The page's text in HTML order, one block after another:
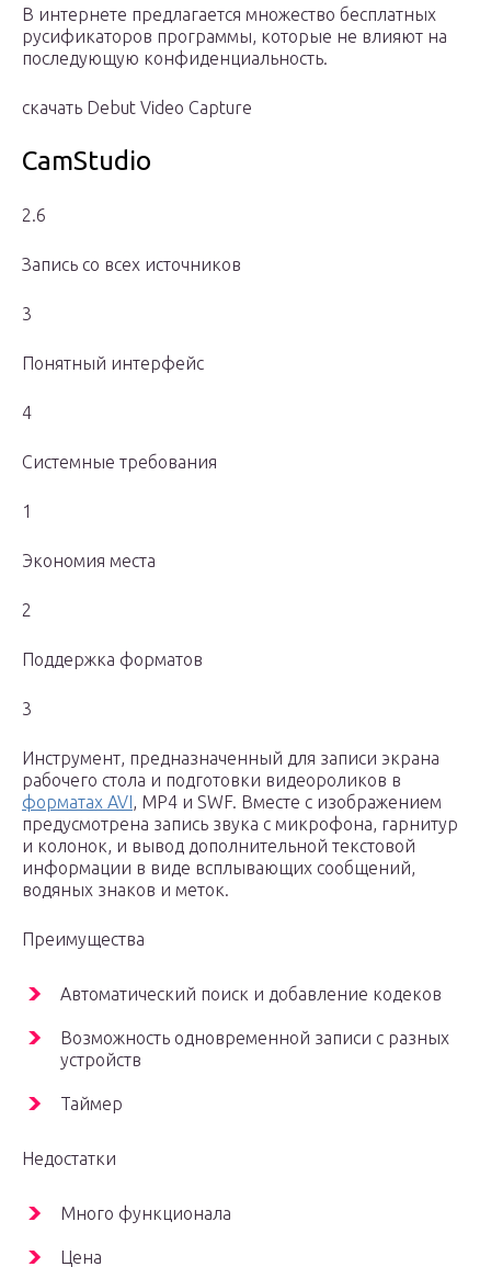
В интернете предлагается множество бесплатных
русификаторов программы, которые не влияют на
последующую конфиденциальность.
скачать Debut Video Capture
CamStudio
2.6
Запись со всех источников
3
Понятный интерфейс
4
Системные требования
1
Экономия места
2
Поддержка форматов
3
Инструмент, предназначенный для записи экрана
рабочего стола и подготовки видеороликов в
форматах AVI , MP4 и SWF. Вместе с изображением
предусмотрена запись звука с микрофона, гарнитур
и колонок, и вывод дополнительной текстовой
информации в виде всплывающих сообщений,
водяных знаков и меток.
Преимущества
Автоматический поиск и добавление кодеков
Возможность одновременной записи с разных
устройств
Таймер
Недостатки
Много функционала
Цена